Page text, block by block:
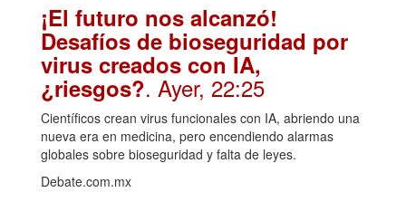
¡El futuro nos alcanzó!
Desafíos de bioseguridad por
virus creados con IA,
¿riesgos?. Ayer, 22:25
Científicos crean virus funcionales con IA, abriendo una
nueva era en medicina, pero encendiendo alarmas
globales sobre bioseguridad y falta de leyes.
Debate.com.mx